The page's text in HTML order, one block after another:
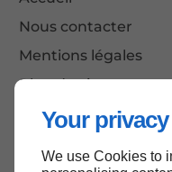
Your
We use Cookies to
Nous contacter
Mentions légales
Plan du site